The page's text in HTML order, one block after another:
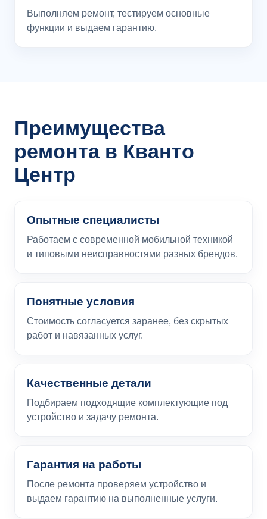
Выполняем ремонт, тестируем основные
функции и выдаем гарантию.
Преимущества
ремонта в Кванто
Центр
Опытные специалисты
Работаем с современной мобильной техникой
и типовыми неисправностями разных брендов.
Понятные условия
Стоимость согласуется заранее, без скрытых
работ и навязанных услуг.
Качественные детали
Подбираем подходящие комплектующие под
устройство и задачу ремонта.
Гарантия на работы
После ремонта проверяем устройство и
выдаем гарантию на выполненные услуги.